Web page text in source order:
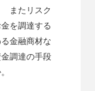
またリスク
を調達する
金融商材な
調達の手段